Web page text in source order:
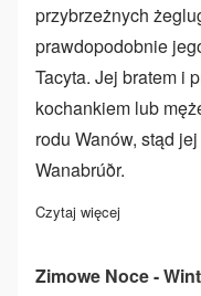
przybrzeżnych
prawdopodobnie
Tacyta. Jej bratem i
kochankiem lub
rodu Wanów, stąd
Wanabrúðr.
Czytaj więcej
Zimowe Noce -